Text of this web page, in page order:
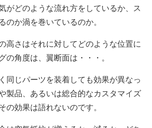
がどのような流れ方をしているか、ス
のか渦を巻いているのか。
高さはそれに対してどのような位置に
の角度は、翼断面は・・・。
同じパーツを装着しても効果が異なっ
製品、あるいは総合的なカスタマイズ
の効果は語れないのです。